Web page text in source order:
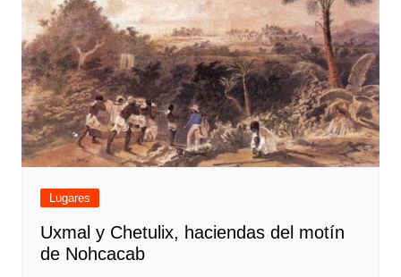
Lugares
Uxmal y Chetulix, haciendas del motín
de Nohcacab